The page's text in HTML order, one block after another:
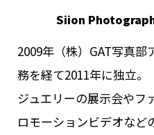
Siion
2009年（株）GAT写真
務を経て2011年に独立。
ジュエリーの展示会やフ
ロモーションビデオなど